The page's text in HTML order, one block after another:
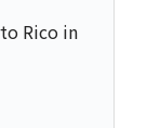
Rico in